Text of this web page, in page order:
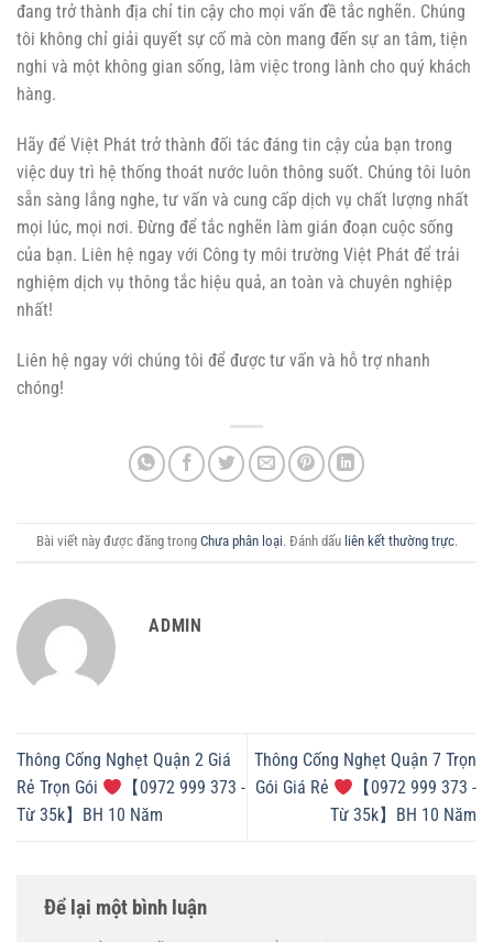
đang trở thành địa chỉ tin cậy cho mọi vấn đề tắc nghẽn. Chúng
tôi không chỉ giải quyết sự cố mà còn mang đến sự an tâm, tiện
nghi và một không gian sống, làm việc trong lành cho quý khách
hàng.
Hãy để Việt Phát trở thành đối tác đáng tin cậy của bạn trong
việc duy trì hệ thống thoát nước luôn thông suốt. Chúng tôi luôn
sẵn sàng lắng nghe, tư vấn và cung cấp dịch vụ chất lượng nhất
mọi lúc, mọi nơi. Đừng để tắc nghẽn làm gián đoạn cuộc sống
của bạn. Liên hệ ngay với Công ty môi trường Việt Phát để trải
nghiệm dịch vụ thông tắc hiệu quả, an toàn và chuyên nghiệp
nhất!
Liên hệ ngay với chúng tôi để được tư vấn và hỗ trợ nhanh
chóng!
Bài viết này được đăng trong Chưa phân loại. Đánh dấu liên kết thường trực.
ADMIN
Thông Cống Nghẹt Quận 2 Giá
Rẻ Trọn Gói
【0972 999 373 -
Từ 35k】BH 10 Năm
Thông Cống Nghẹt Quận 7 Trọn
Gói Giá Rẻ
【0972 999 373 -
Từ 35k】BH 10 Năm
Để lại một bình luận